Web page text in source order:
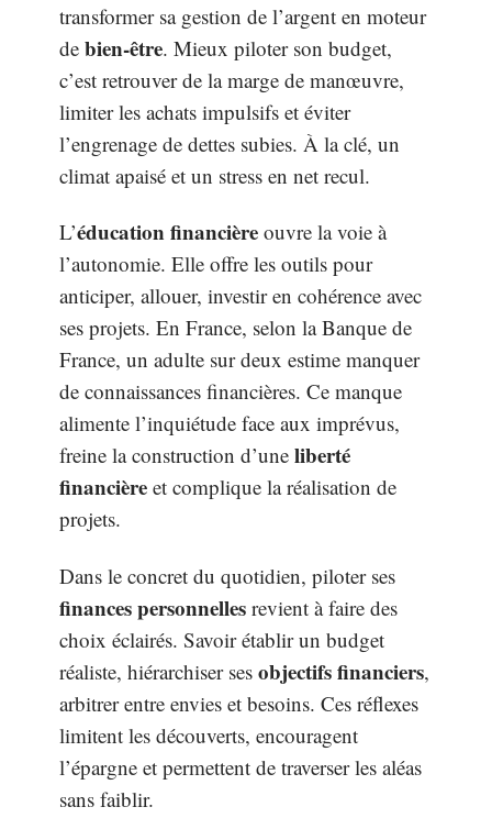
transformer sa gestion de l’argent en moteur
de bien-être. Mieux piloter son budget,
c’est retrouver de la marge de manœuvre,
limiter les achats impulsifs et éviter
l’engrenage de dettes subies. À la clé, un
climat apaisé et un stress en net recul.
L’éducation financière ouvre la voie à
l’autonomie. Elle offre les outils pour
anticiper, allouer, investir en cohérence avec
ses projets. En France, selon la Banque de
France, un adulte sur deux estime manquer
de connaissances financières. Ce manque
alimente l’inquiétude face aux imprévus,
freine la construction d’une liberté
financière et complique la réalisation de
projets.
Dans le concret du quotidien, piloter ses
finances personnelles revient à faire des
choix éclairés. Savoir établir un budget
réaliste, hiérarchiser ses objectifs financiers,
arbitrer entre envies et besoins. Ces réflexes
limitent les découverts, encouragent
l’épargne et permettent de traverser les aléas
sans faiblir.